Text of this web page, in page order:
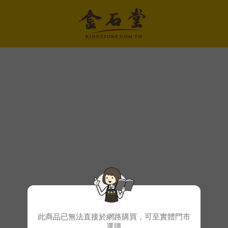
此商品已無法直接於網路購買，可至實體門市
選購